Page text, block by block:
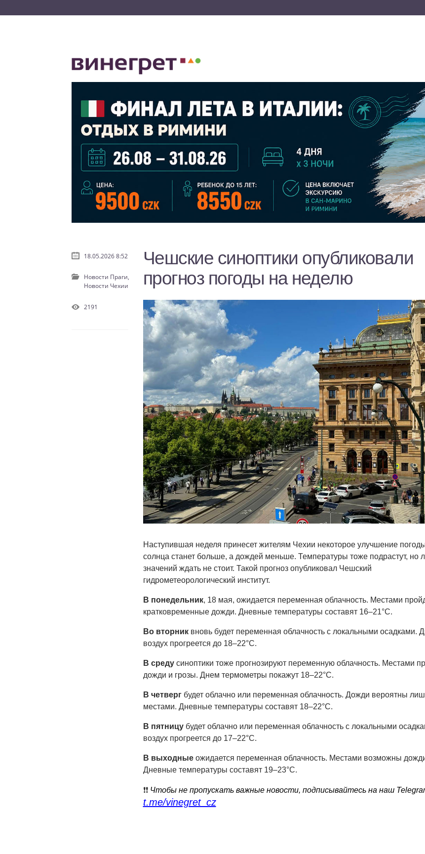
Чешские синоптики опубликовали
прогноз погоды на неделю
Наступившая неделя принесет жителям Чехии некоторое улучшение
солнца станет больше, а дождей меньше. Температуры тоже подрастут, но
значений ждать не стоит. Такой прогноз опубликовал Чешский
гидрометеорологический институт.
В понедельник, 18 мая, ожидается переменная облачность. Местами
кратковременные дожди. Дневные температуры составят 16–21°C.
Во вторниквновь будет переменная облачность с локальными осадками.
воздух прогреется до 18–22°C.
В средусиноптики тоже прогнозируют переменную облачность. Местами
дожди и грозы. Днем термометры покажут 18–22°C.
В четвергбудет облачно или переменная облачность. Дожди вероятны
местами. Дневные температуры составят 18–22°C.
В пятницубудет облачно или переменная облачность с локальными
воздух прогреется до 17–22°C.
В выходныеожидается переменная облачность. Местами возможны
Дневные температуры составят 19–23°C.
❗️❗️ Чтобы не пропускать важные новости, подписывайтесь на наш
t.me/vinegret_cz
18.05.2026 8:52
Новости Праги,
Новости Чехии
2191